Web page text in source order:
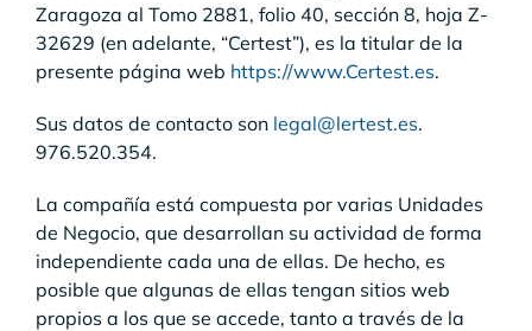
Zaragoza al Tomo 2881, folio 40, sección 8, hoja Z-
32629 (en adelante, “Certest”), es la titular de la
presente página web https://www.Certest.es.
Sus datos de contacto son legal@lertest.es.
976.520.354.
La compañía está compuesta por varias Unidades
de Negocio, que desarrollan su actividad de forma
independiente cada una de ellas. De hecho, es
posible que algunas de ellas tengan sitios web
propios a los que se accede, tanto a través de la